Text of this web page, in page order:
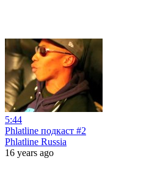
5:44
Phlatline подкаст #2
Phlatline Russia
16 years ago